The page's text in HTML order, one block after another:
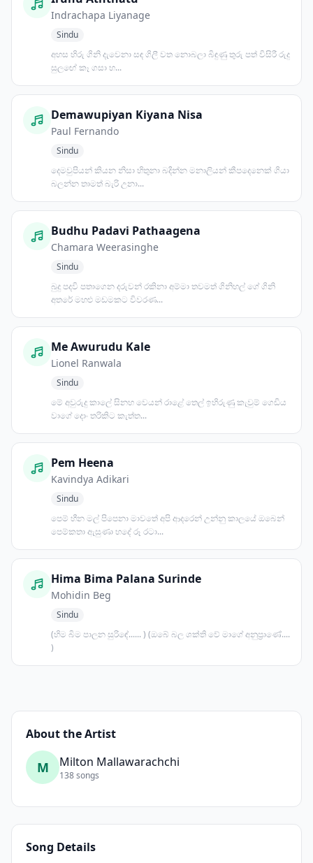
Indrachapa Liyanage
Sindu
අහස හිරු ගිනි දැවෙනා සඳ ගිලී වත නොබලා බිඳුණු තුරු පත් විසිරී රුදු
සුලඟේ කෑ ගසා හ...
Demawupiyan Kiyana Nisa
Paul Fernando
Sindu
දෙමවුපියන් කියන නිසා හිතුනා බදින්න මනාලියන් කීපදෙනෙක් ගියා
බලන්න තාමත් බැරි උනා...
Budhu Padavi Pathaagena
Chamara Weerasinghe
Sindu
බුදු පදවි පතාගෙන දරුවන් රකිනා අම්මා තවමත් ගිනිහල් ගේ ගිනි
අතරේ මහළු මඩමකට විවරණ...
Me Awurudu Kale
Lionel Ranwala
Sindu
මේ අවුරුදු කාලේ සිනහ වෙයන් රාළේ තෙල් ඉහිරුණු කැවුම් ගෙඩිය
වාගේ දොං තරිකිට කැත්ත...
Pem Heena
Kavindya Adikari
Sindu
පෙම් හීන මල් පිපෙනා මාවතේ අපි ආදරෙන් උන්නු කාලයේ ඔබෙන්
පෙම්කතා ඇසුණා හදේ රූ රටා...
Hima Bima Palana Surinde
Mohidin Beg
Sindu
(හිම බිම පාලන සුරිඳේ...... ) (ඔබේ බල ශක්ති වේ මාගේ අනුප්‍රාණේ....
)
About the Artist
M Milton Mallawarachchi
138 songs
Song Details